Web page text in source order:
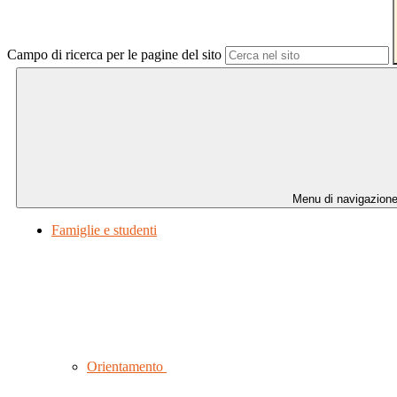
Campo di ricerca per le pagine del sito
Menu di navigazione
Famiglie e studenti
Orientamento